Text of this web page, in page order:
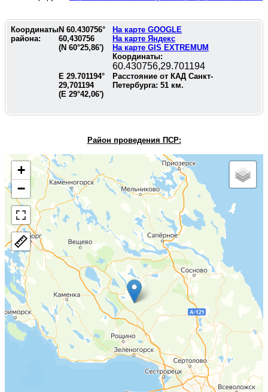
Координаты
района:
N 60.430756°
60,430756
(N 60°25,86')
На карте GOOGLE
На карте Яндекс
На карте GIS EXTREMUM
Координаты:
60.430756,29.701194
E 29.701194°
29,701194
(E 29°42,06')
Расстояние от КАД Санкт-
Петербурга: 51 км.
Район проведения ПСР:
+
−